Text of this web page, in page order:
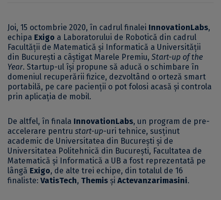
Joi, 15 octombrie 2020, în cadrul finalei InnovationLabs,
echipa Exigo a Laboratorului de Robotică din cadrul
Facultății de Matematică și Informatică a Universității
din București a câștigat Marele Premiu, Start-up of the
Year. Startup-ul își propune să aducă o schimbare în
domeniul recuperării fizice, dezvoltând o orteză smart
portabilă, pe care pacienții o pot folosi acasă și controla
prin aplicația de mobil.
De altfel, în finala InnovationLabs, un program de pre-
accelerare pentru start-up-uri tehnice, susținut
academic de Universitatea din București și de
Universitatea Politehnică din București, Facultatea de
Matematică și Informatică a UB a fost reprezentată pe
lângă Exigo, de alte trei echipe, din totalul de 16
finaliste: VatisTech, Themis și Actevanzarimasini.